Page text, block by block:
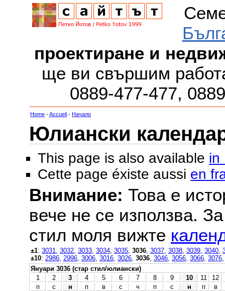
проектиране и
ще ви свършим
0889-477-477,
Home -Accueil - Начало
Юлиански
This page is also available in
Cette page éxiste aussi en
Внимание: Това е
вече не се използва.
стил моля вижте
±1: 3031 3032 3033 3034 3035 3036 3037 3038 3039 3040
±10: 2986 2996 3006 3016 3026 3036 3046 3056 3066 3076
Януари 3036 (стар стил/юлиански)
1
2 3 4 5 6 7 8 9 10 11 12
п
с н п в с ч п с н п
в